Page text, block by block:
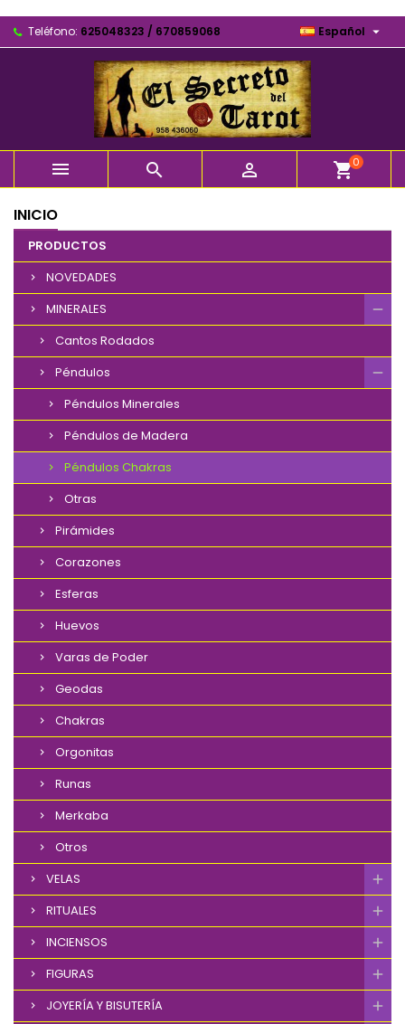
Teléfono: 625048323 / 670859068 Español 
   shopping_cart0
INICIO
PRODUCTOS
NOVEDADES
MINERALES
Cantos Rodados
Péndulos
Péndulos Minerales
Péndulos de Madera
Péndulos Chakras
Otras
Pirámides
Corazones
Esferas
Huevos
Varas de Poder
Geodas
Chakras
Orgonitas
Runas
Merkaba
Otros
VELAS
RITUALES
INCIENSOS
FIGURAS
JOYERÍA Y BISUTERÍA